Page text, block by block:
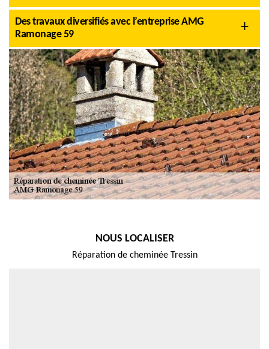
Des travaux diversifiés avec l’entreprise AMG
Ramonage 59
NOUS LOCALISER
Réparation de cheminée Tressin